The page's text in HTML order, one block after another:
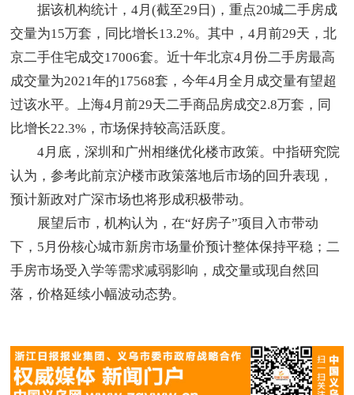
据该机构统计，4月(截至29日)，重点20城二手房成
交量为15万套，同比增长13.2%。其中，4月前29天，北
京二手住宅成交17006套。近十年北京4月份二手房最高
成交量为2021年的17568套，今年4月全月成交量有望超
过该水平。上海4月前29天二手商品房成交2.8万套，同
比增长22.3%，市场保持较高活跃度。
4月底，深圳和广州相继优化楼市政策。中指研究院
认为，参考此前京沪楼市政策落地后市场的回升表现，
预计新政对广深市场也将形成积极带动。
展望后市，机构认为，在“好房子”项目入市带动
下，5月份核心城市新房市场量价预计整体保持平稳；二
手房市场受入学等需求减弱影响，成交量或现自然回
落，价格延续小幅波动态势。